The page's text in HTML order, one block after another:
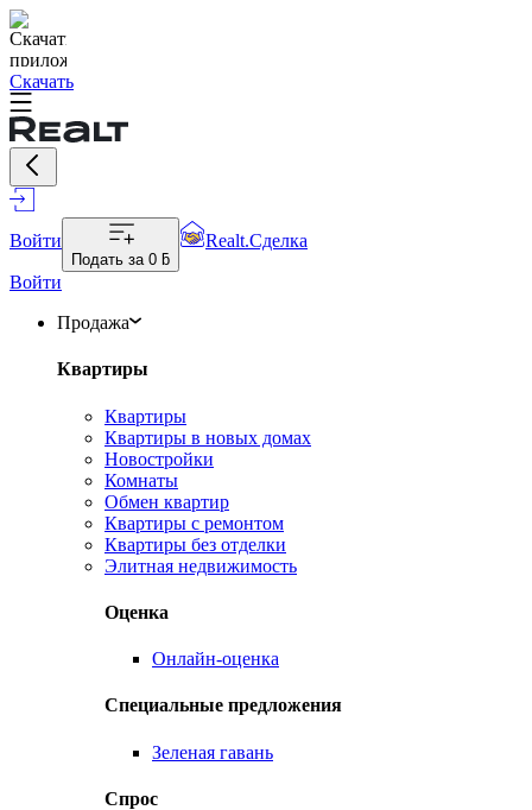
Скачать
Войти
Подать за 0 ƃ
Realt.Сделка
Войти
Продажа
Квартиры
Квартиры
Квартиры в новых домах
Новостройки
Комнаты
Обмен квартир
Квартиры с ремонтом
Квартиры без отделки
Элитная недвижимость
Оценка
Онлайн-оценка
Специальные предложения
Зеленая гавань
Спрос